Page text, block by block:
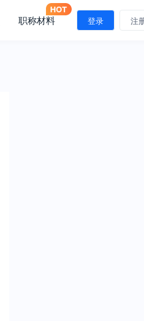
职称材料 登录 注